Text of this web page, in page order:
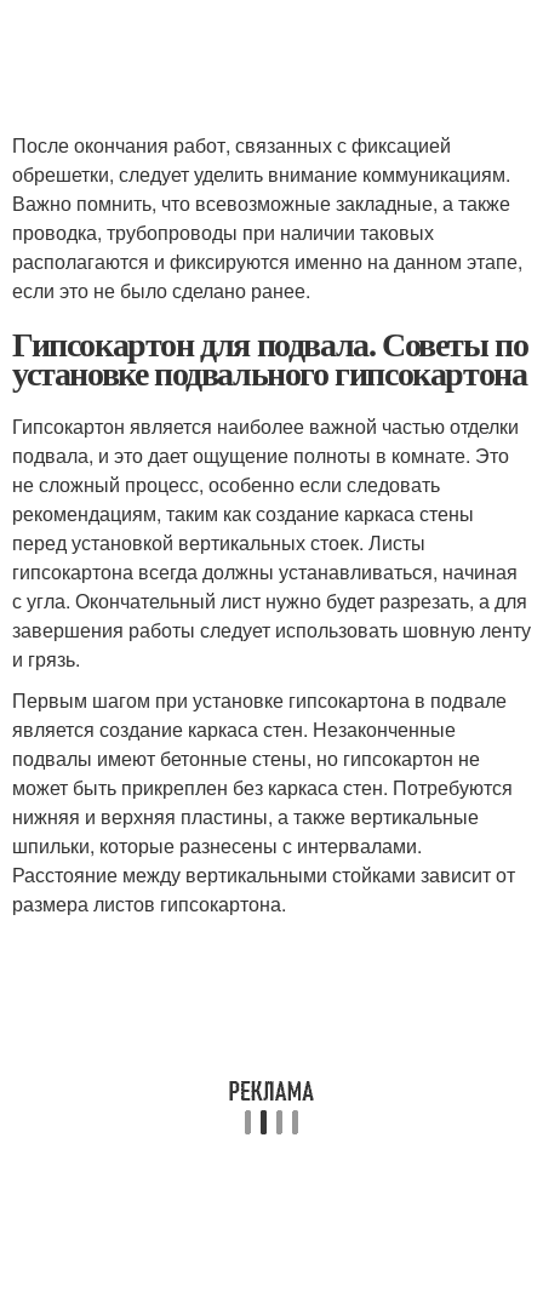
После окончания работ, связанных с фиксацией
обрешетки, следует уделить внимание коммуникациям.
Важно помнить, что всевозможные закладные, а также
проводка, трубопроводы при наличии таковых
располагаются и фиксируются именно на данном этапе,
если это не было сделано ранее.
Гипсокартон для подвала. Советы по
установке подвального гипсокартона
Гипсокартон является наиболее важной частью отделки
подвала, и это дает ощущение полноты в комнате. Это
не сложный процесс, особенно если следовать
рекомендациям, таким как создание каркаса стены
перед установкой вертикальных стоек. Листы
гипсокартона всегда должны устанавливаться, начиная
с угла. Окончательный лист нужно будет разрезать, а для
завершения работы следует использовать шовную ленту
и грязь.
Первым шагом при установке гипсокартона в подвале
является создание каркаса стен. Незаконченные
подвалы имеют бетонные стены, но гипсокартон не
может быть прикреплен без каркаса стен. Потребуются
нижняя и верхняя пластины, а также вертикальные
шпильки, которые разнесены с интервалами.
Расстояние между вертикальными стойками зависит от
размера листов гипсокартона.